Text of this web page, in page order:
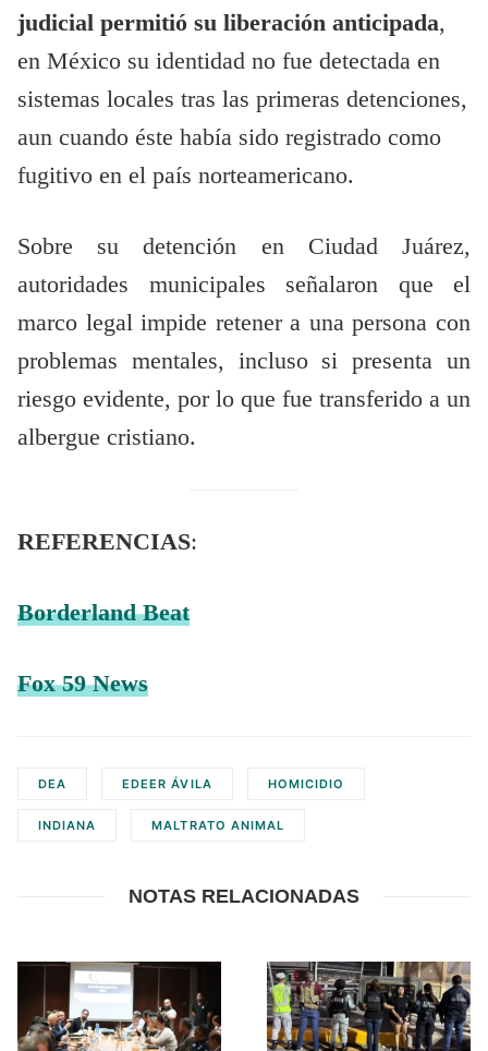
judicial permitió su liberación anticipada,
en México su identidad no fue detectada en
sistemas locales tras las primeras detenciones,
aun cuando éste había sido registrado como
fugitivo en el país norteamericano.
Sobre su detención en Ciudad Juárez,
autoridades municipales señalaron que el
marco legal impide retener a una persona con
problemas mentales, incluso si presenta un
riesgo evidente, por lo que fue transferido a un
albergue cristiano.
REFERENCIAS:
Borderland Beat
Fox 59 News
DEA EDEER ÁVILA HOMICIDIO
INDIANA MALTRATO ANIMAL
NOTAS RELACIONADAS